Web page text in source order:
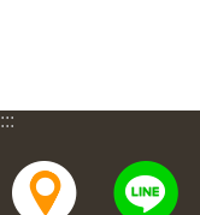
:::